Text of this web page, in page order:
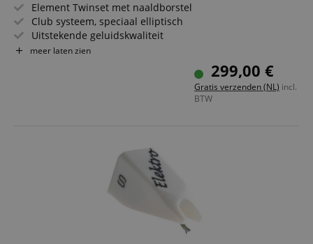
Element Twinset met naaldborstel
Club systeem, speciaal elliptisch
Uitstekende geluidskwaliteit
Zeer hoge uitgangsspanning
Uitgebreide tracking van de geluidsdrager
Geschikt voor club- en studiogebruik
meer laten zien
299,00 €
Gratis verzenden (NL) incl.
BTW